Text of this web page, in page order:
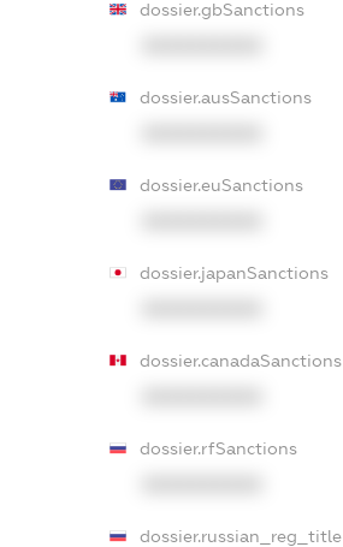
dossier.gbSanctions
dossier.ausSanctions
dossier.euSanctions
dossier.japanSanctions
dossier.canadaSanctions
dossier.rfSanctions
dossier.russian_reg_title